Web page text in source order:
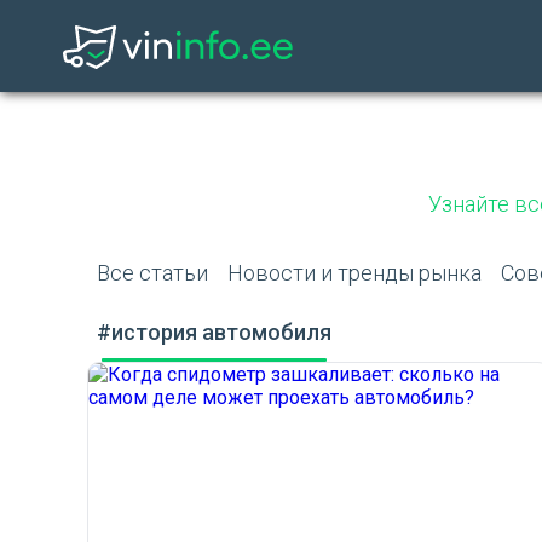
Узнайте
Все статьи Новости и тренды рынка
#история автомобиля